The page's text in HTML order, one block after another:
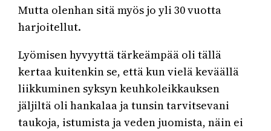
Mutta olenhan sitä myös jo yli 30 vuotta
harjoitellut.
Lyömisen hyvyyttä tärkeämpää oli tällä
kertaa kuitenkin se, että kun vielä keväällä
liikkuminen syksyn keuhkoleikkauksen
jäljiltä oli hankalaa ja tunsin tarvitsevani
taukoja, istumista ja veden juomista, näin ei